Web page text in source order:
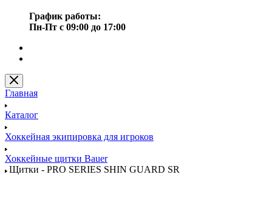
График работы:
Пн-Пт с 09:00 до 17:00
Главная
Каталог
Хоккейная экипировка для игроков
Хоккейные щитки Bauer
Щитки - PRO SERIES SHIN GUARD SR